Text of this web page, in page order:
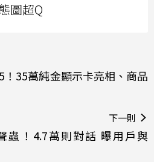
圖超Q
！35萬純金顯示卡亮相、商品
下一則
蟲！4.7萬則對話 曝用戶與